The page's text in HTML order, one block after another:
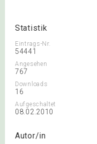
Statistik
Eintrags-Nr.
54441
Angesehen
767
Downloads
16
Aufgeschaltet
08.02.2010
Autor/in